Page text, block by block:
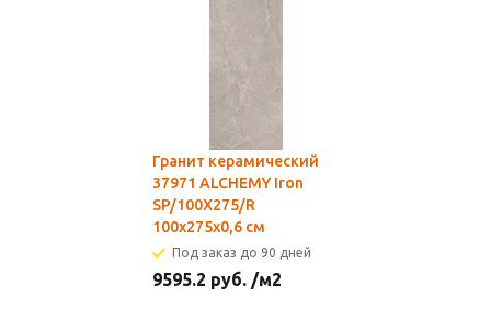
Гранит керамический
37971 ALCHEMY Iron
SP/100X275/R
100x275x0,6 см
Под заказ до 90 дней
9595.2 руб. /м2